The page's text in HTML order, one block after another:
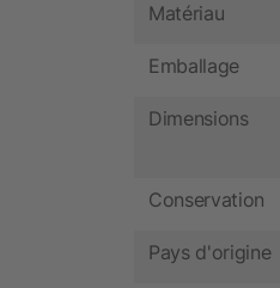
Matériau
Emballage
Dimensions
Conservation
Pays d'origine